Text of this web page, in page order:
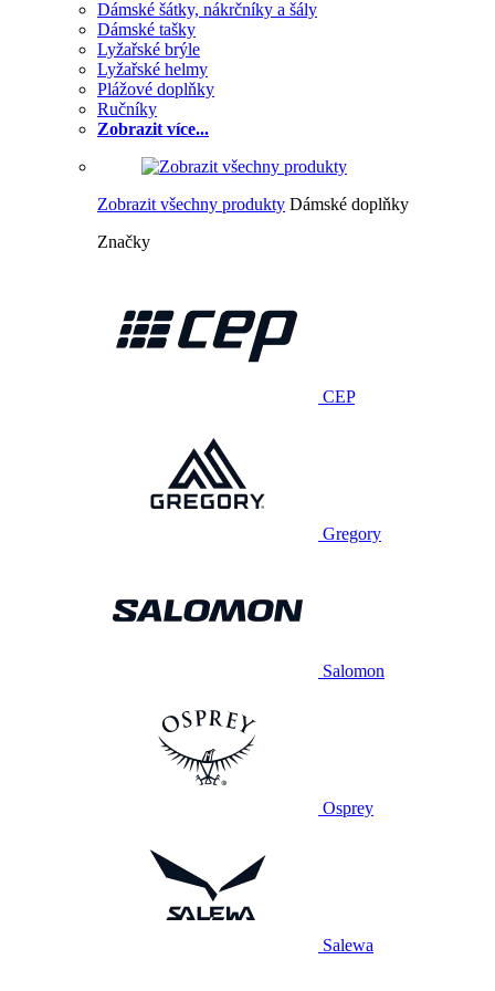
Dámské šátky, nákrčníky a šály
Dámské tašky
Lyžařské brýle
Lyžařské helmy
Plážové doplňky
Ručníky
Zobrazit více...
Zobrazit všechny produkty Dámské doplňky
Značky
CEP
Gregory
Salomon
Osprey
Salewa